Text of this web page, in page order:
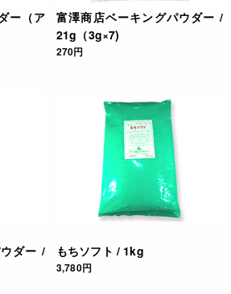
ー（ア
富澤商店ベーキングパウダー /
21g（3g×7)
270円
ダー /
もちソフト / 1kg
3,780円